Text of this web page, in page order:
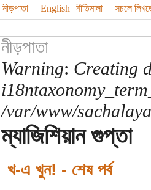
নীড়পাতা
English নীতিমালা সচলে
নীড়পাতা
Warning: Creating
/var/www/
ম্যাজিশিয়ান গুপ্তা
খ-এ খুন! - শেষ পর্ব